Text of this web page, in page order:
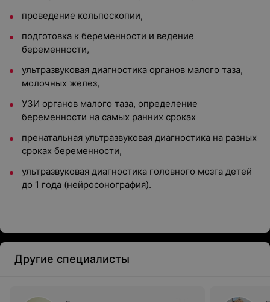
проведение кольпоскопии,
подготовка к беременности и ведение
беременности,
ультразвуковая диагностика органов малого таза,
молочных желез,
УЗИ органов малого таза, определение
беременности на самых ранних сроках
пренатальная ультразвуковая диагностика на разных
сроках беременности,
ультразвуковая диагностика головного мозга детей
до 1 года (нейросонография).
Другие специалисты